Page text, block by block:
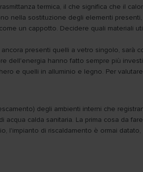
termica, il che significa che il
nella sostituzione degli elementi
un cappotto. Decidere quali materiali
presenti quelli a vetro singolo, sarà
hanno fatto sempre più
e quelli in alluminio e legno. Per
degli ambienti interni che
calda sanitaria. La prima cosa da
l'impianto di riscaldamento è ormai